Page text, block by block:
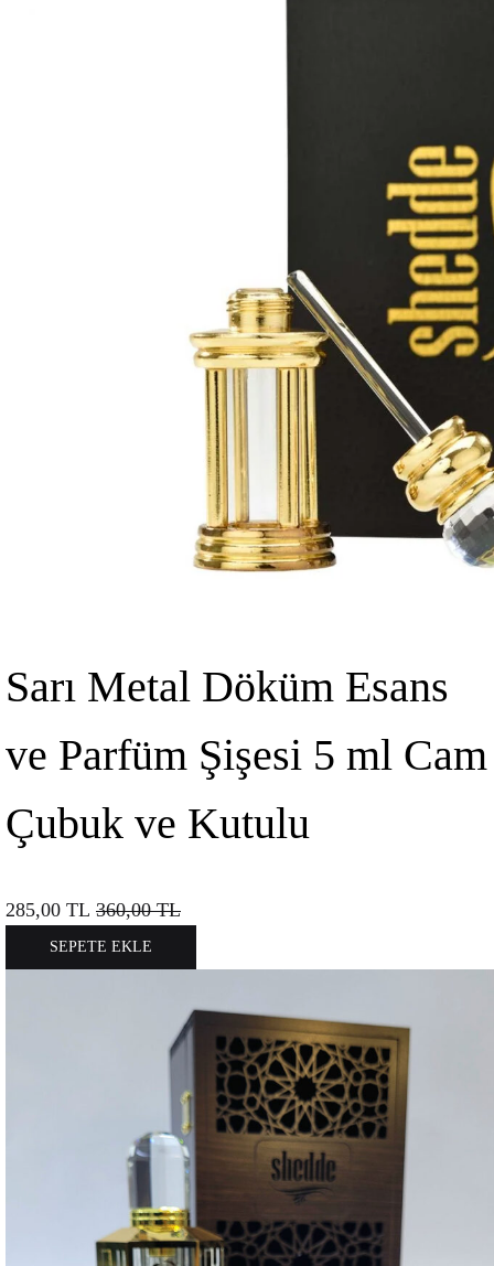
Sarı Metal Döküm Esans
ve Parfüm Şişesi 5 ml Cam
Çubuk ve Kutulu
285,00 TL 360,00TL
SEPETE EKLE